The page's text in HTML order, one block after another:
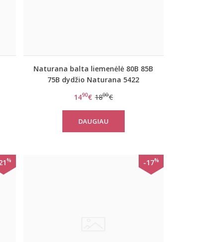
Naturana balta liemenėlė 80B 85B
75B dydžio Naturana 5422
1490€ 1800€
DAUGIAU
% -17%